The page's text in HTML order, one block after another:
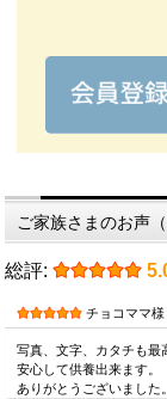
ご家族さまのお声（
総評:
チョコママ様
写真、文字、カタチも最
安心して供養出来ます。
ありがとうございました。